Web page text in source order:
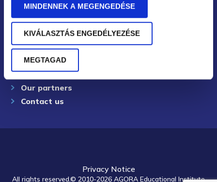
MINDENNEK A MEGENGEDÉSE
KIVÁLASZTÁS ENGEDÉLYEZÉSE
MEGTAGAD
About us in detail
Our team
Leadership development
Corporate training
AGORA Method©
Certified trainings
Our partners
Contact us
Privacy Notice
All rights reserved.© 2010-2026 AGORA Educational Institute